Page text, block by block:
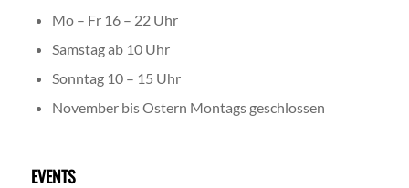
Mo – Fr 16 – 22 Uhr
Samstag ab 10 Uhr
Sonntag 10 – 15 Uhr
November bis Ostern Montags geschlossen
EVENTS